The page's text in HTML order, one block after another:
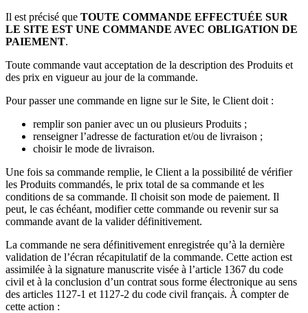
Il est précisé que TOUTE COMMANDE EFFECTUÉE SUR
LE SITE EST UNE COMMANDE AVEC OBLIGATION DE
PAIEMENT.
Toute commande vaut acceptation de la description des Produits et
des prix en vigueur au jour de la commande.
Pour passer une commande en ligne sur le Site, le Client doit :
remplir son panier avec un ou plusieurs Produits ;
renseigner l’adresse de facturation et/ou de livraison ;
choisir le mode de livraison.
Une fois sa commande remplie, le Client a la possibilité de vérifier
les Produits commandés, le prix total de sa commande et les
conditions de sa commande. Il choisit son mode de paiement. Il
peut, le cas échéant, modifier cette commande ou revenir sur sa
commande avant de la valider définitivement.
La commande ne sera définitivement enregistrée qu’à la dernière
validation de l’écran récapitulatif de la commande. Cette action est
assimilée à la signature manuscrite visée à l’article 1367 du code
civil et à la conclusion d’un contrat sous forme électronique au sens
des articles 1127-1 et 1127-2 du code civil français. À compter de
cette action :